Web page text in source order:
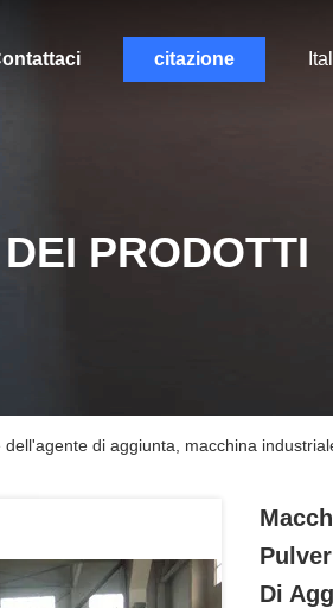
citazione
PRODOTTI
di aggiunta, macchina
Di